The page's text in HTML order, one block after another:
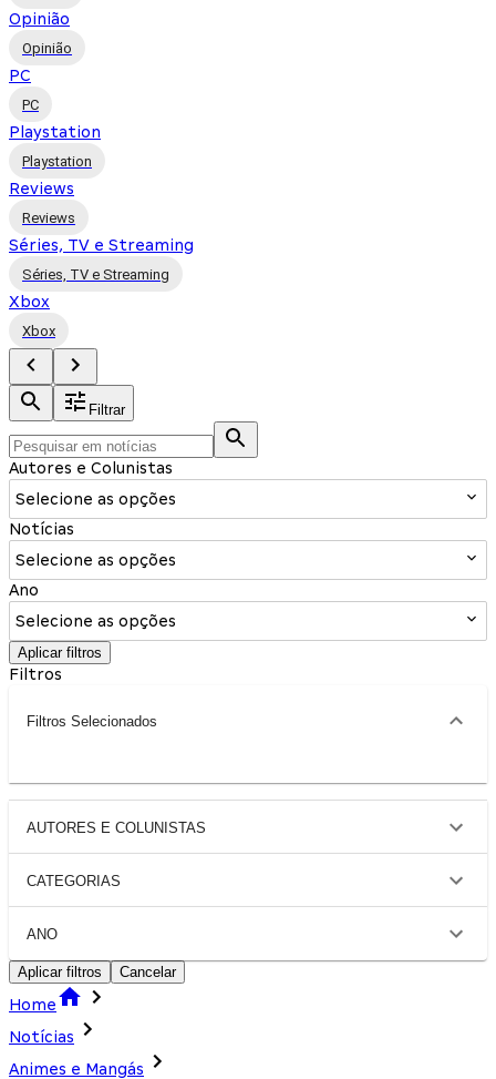
Opinião
Opinião
PC
PC
Playstation
Playstation
Reviews
Reviews
Séries, TV e Streaming
Séries, TV e Streaming
Xbox
Xbox
Filtrar
Autores e Colunistas
Selecione as opções
Notícias
Selecione as opções
Ano
Selecione as opções
Aplicar filtros
Filtros
Filtros Selecionados
AUTORES E COLUNISTAS
CATEGORIAS
ANO
Aplicar filtros Cancelar
Home
Notícias
Animes e Mangás